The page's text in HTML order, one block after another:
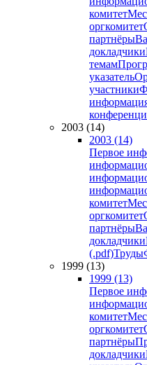
комитет
оргкомитет
партнёры
докладчики
темам
указатель
участники
2003 (14)
2003 (14)
Первое
комитет
оргкомитет
партнёры
докладчики
(.pdf)Труды
1999 (13)
1999 (13)
Первое
комитет
оргкомитет
партнёры
докладчики